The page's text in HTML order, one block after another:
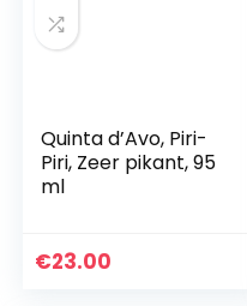
Quinta d’Avo, Piri-
Piri, Zeer pikant, 95
ml
€23.00